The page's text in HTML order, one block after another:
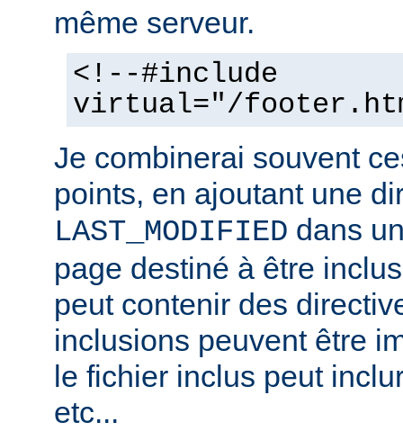
même serveur.
<!--#include
virtual="/
Je combinerai souvent
points, en ajoutant une
LAST_MODIFIED dans
page destiné à être
peut contenir des
inclusions peuvent être
le fichier inclus peut
etc...